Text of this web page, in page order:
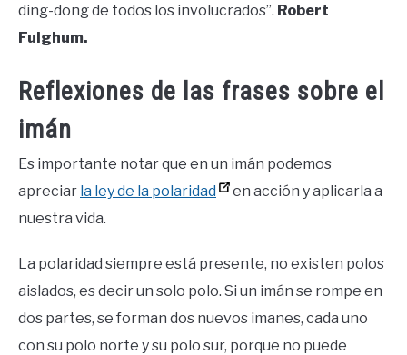
ding-dong de todos los involucrados”. Robert
Fulghum.
Reflexiones de las frases sobre el
imán
Es importante notar que en un imán podemos
apreciar la ley de la polaridad
en acción y aplicarla a
nuestra vida.
La polaridad siempre está presente, no existen polos
aislados, es decir un solo polo. Si un imán se rompe en
dos partes, se forman dos nuevos imanes, cada uno
con su polo norte y su polo sur, porque no puede